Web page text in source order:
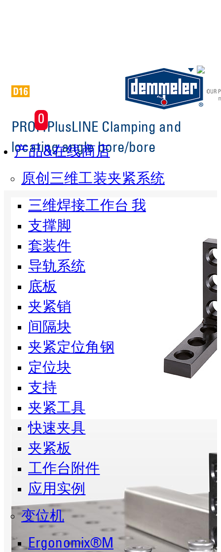
Skip to main content
0
产品&在线商店
原创三维工装夹紧系统
三维焊接工作台 我
支撑脚
套装件
导轨系统
底板
夹紧销
间隔块
夹紧定位角钢
定位块
支持
夹紧工具
快速夹具
夹紧板
工作台附件
应用实例
变位机
Ergonomix®M
PROFIPlusLINE Clamping and
locating angle bore/bore